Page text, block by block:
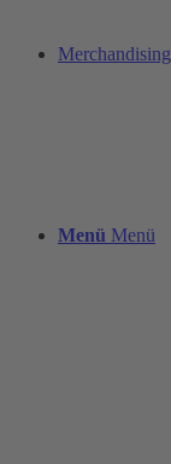
Merchandising
Menü Menü